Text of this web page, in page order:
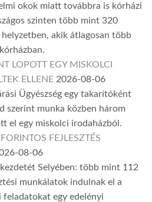
okok miatt továbbra is kórházi
szinten több mint 320
akik átlagosan több
LOPOTT EGY MISKOLCI
ELLENE 2026-08-06
Ügyészség egy takarítóként
szerint munka közben három
el egy miskolci irodaházból.
FEJLESZTÉS
08-06
Selyében: több mint 112
munkálatok indulnak el a
feladatokat egy edelényi